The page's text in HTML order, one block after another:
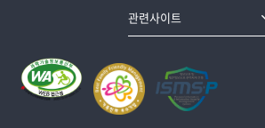
관련사이트